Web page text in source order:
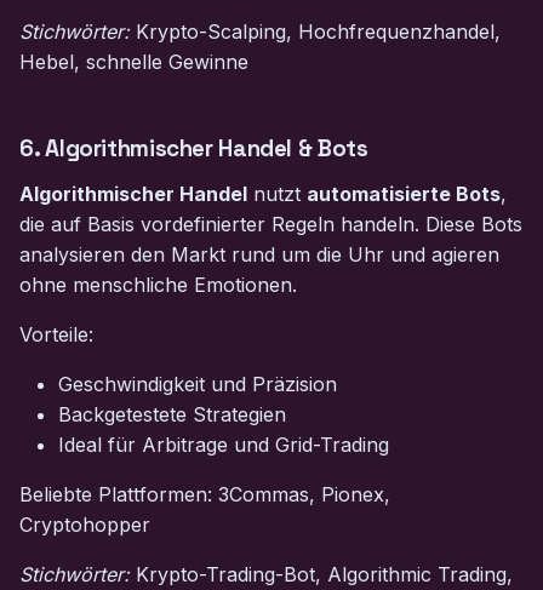
Stichwörter:Krypto-Scalping, Hochfrequenzhandel,
Hebel, schnelle Gewinne
6. Algorithmischer Handel & Bots
Algorithmischer Handel nutzt automatisierte Bots,
die auf Basis vordefinierter Regeln handeln. Diese Bots
analysieren den Markt rund um die Uhr und agieren
ohne menschliche Emotionen.
Vorteile:
Geschwindigkeit und Präzision
Backgetestete Strategien
Ideal für Arbitrage und Grid-Trading
Beliebte Plattformen: 3Commas, Pionex,
Cryptohopper
Stichwörter:Krypto-Trading-Bot, Algorithmic Trading,